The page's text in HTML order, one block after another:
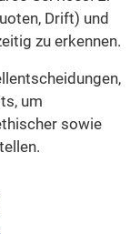
Drift) und
zu erkennen.
um
sowie